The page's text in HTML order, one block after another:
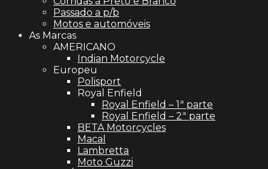
Passado a p/b
Motos e automóveis
As Marcas
AMERICANO
Indian Motorcycle
Europeu
Polisport
Royal Enfield
Royal Enfield – 1ª parte
Royal Enfield – 2ª parte
BETA Motorcycles
Macal
Lambretta
Moto Guzzi